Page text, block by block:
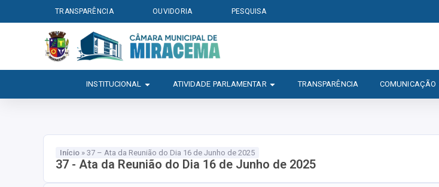
TRANSPARÊNCIA OUVIDORIA PESQUISA
INSTITUCIONAL ATIVIDADE PARLAMENTAR TRANSPARÊNCIA COMUNICAÇÃO
Início » 37 – Ata da Reunião do Dia 16 de Junho de 2025
37 - Ata da Reunião do Dia 16 de Junho de 2025